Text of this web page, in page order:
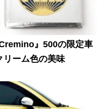
』500の限定車
リーム色の美味